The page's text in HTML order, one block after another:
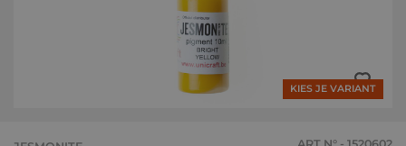
KIES JE VARIANT